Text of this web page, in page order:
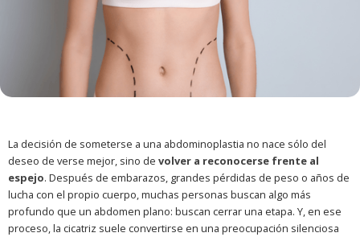
La decisión de someterse a una abdominoplastia no nace sólo del
deseo de verse mejor, sino de volver a reconocerse frente al
espejo. Después de embarazos, grandes pérdidas de peso o años de
lucha con el propio cuerpo, muchas personas buscan algo más
profundo que un abdomen plano: buscan cerrar una etapa. Y, en ese
proceso, la cicatriz suele convertirse en una preocupación silenciosa